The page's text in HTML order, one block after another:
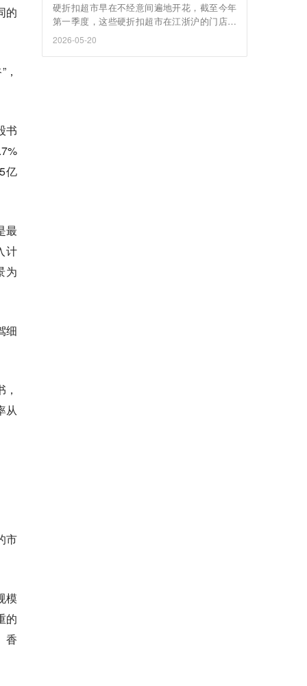
的
书
亿
最
计
为
细
从
市
模
的
香
硬折扣超市早在不经意间遍地开花，截至今年
第一季度，这些硬折扣超市在江浙沪的门店总
量超过500家。
2026-05-20